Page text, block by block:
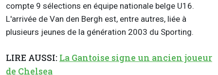
compte 9 sélections en équipe nationale belge U16.
L'arrivée de Van den Bergh est, entre autres, liée à
plusieurs jeunes de la génération 2003 du Sporting.
LIRE AUSSI: La Gantoise signe un ancien joueur
de Chelsea